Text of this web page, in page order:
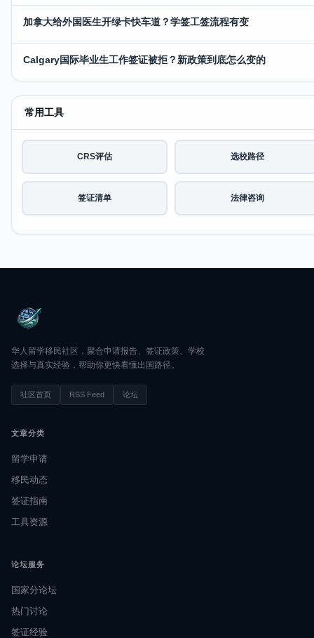
加拿大给外国医生开绿卡快车道？学签工签流程有变
Calgary国际毕业生工作签证被拒？新政策到底怎么变的
常用工具
CRS评估 选校路径
签证清单 法律咨询
华人留学移民社区，聚合申请报告、签证政策、学校
选择与真实经验，帮助你更快看懂出国路径。
社区首页 RSS Feed 论坛
文章分类
留学申请
移民动态
签证指南
工具资源
论坛服务
国家分论坛
热门讨论
签证经验